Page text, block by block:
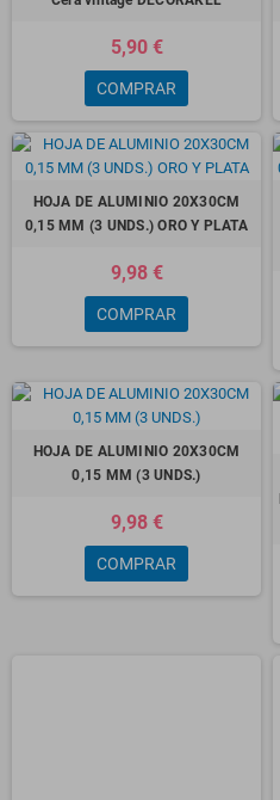
5,90 €
COMPRAR
HOJA DE ALUMINIO 20X30CM
0,15 MM (3 UNDS.) ORO Y PLATA
9,98 €
COMPRAR
HOJA DE ALUMINIO 20X30CM
0,15 MM (3 UNDS.)
9,98 €
COMPRAR